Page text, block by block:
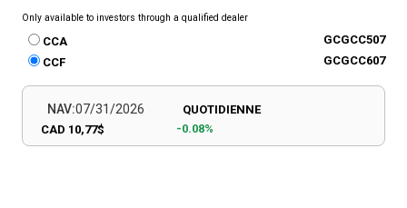
Only available to investors through a qualified dealer
CCA
GCGCC507
CCF
GCGCC607
NAV:07/31/2026
CAD 10,77$
QUOTIDIENNE
-0.08%